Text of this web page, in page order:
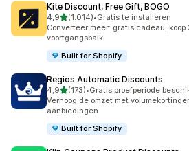
Kite Discount, Free Gift, BOGO
4,9van 5 sterren
(1.014)
1014 recensies in totaal
•Gratis te installeren
Converteer meer: gratis cadeau, koop
voortgangsbalk
Built for Shopify
Regios Automatic Discounts
4,9van 5 sterren
(173)
173 recensies in totaal
•Gratis proefperiode
Verhoog de omzet met
aanbiedingen
Built for Shopify